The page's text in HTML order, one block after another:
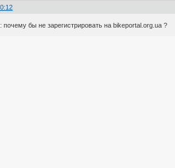
почему бы не зарегистрировать на bikeportal.org.ua ?